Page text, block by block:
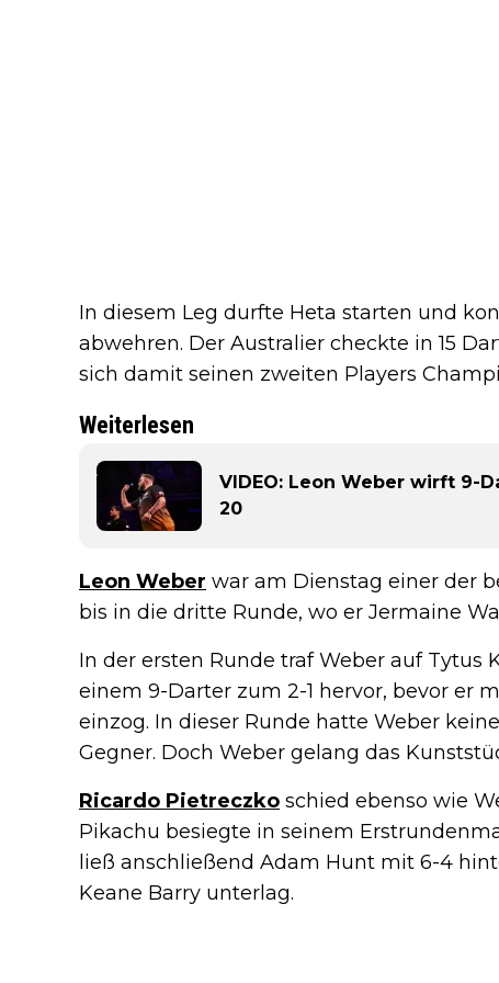
In diesem Leg durfte Heta starten und
abwehren. Der Australier checkte in 15
sich damit seinen zweiten Players
Weiterlesen
VIDEO: Leon Weber wirft 9-
20
Leon Weber war am Dienstag einer der
bis in die dritte Runde, wo er Jermaine
In der ersten Runde traf Weber auf Tytus
einem 9-Darter zum 2-1 hervor, bevor er
einzog. In dieser Runde hatte Weber
Gegner. Doch Weber gelang das
Ricardo Pietreczko schied ebenso wie
Pikachu besiegte in seinem
ließ anschließend Adam Hunt mit 6-4
Keane Barry unterlag.